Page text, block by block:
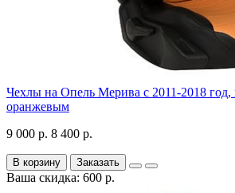
Чехлы на Опель Мерива с 2011-2018 год,
оранжевым
9 000 р. 8 400 р.
В корзину Заказать
Ваша скидка: 600 р.